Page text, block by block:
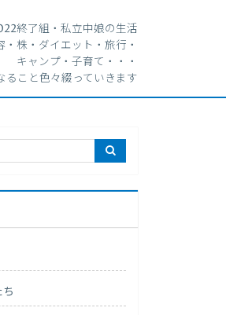
終了組・私立中娘の生活
・株・ダイエット・旅行・
キャンプ・子育て・・・
ること色々綴っていきます